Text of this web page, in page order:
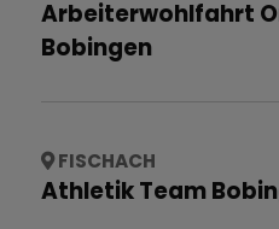
Arbeiterwohlfahrt
Bobingen
FISCHACH
Athletik Team